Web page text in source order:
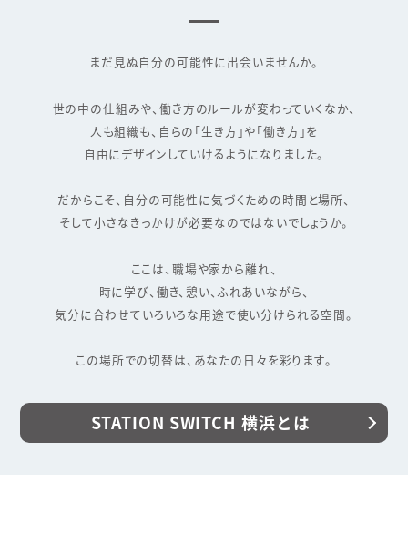
まだ見ぬ自分の可能性に出会いませんか。
世の中の仕組みや、働き方のルールが変わっていくなか、
人も組織も、自らの「生き方」や「働き方」を
自由にデザインしていけるようになりました。
だからこそ、自分の可能性に気づくための時間と場所、
そして小さなきっかけが必要なのではないでしょうか。
ここは、職場や家から離れ、
時に学び、働き、憩い、ふれあいながら、
気分に合わせていろいろな用途で使い分けられる空間。
この場所での切替は、あなたの日々を彩ります。
STATION SWITCH 横浜とは